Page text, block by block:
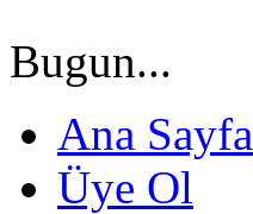
Bugun...
Ana Sayfa
Üye Ol